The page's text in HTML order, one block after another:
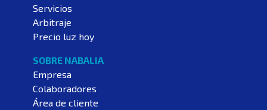
Servicios
Arbitraje
Precio luz hoy
SOBRE NABALIA
Empresa
Colaboradores
Área de cliente